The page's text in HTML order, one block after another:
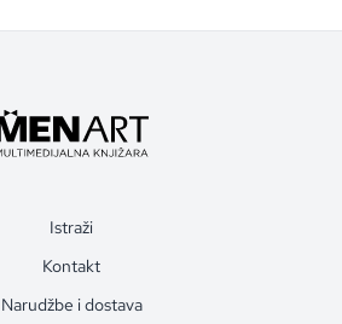
Istraži
Kontakt
Narudžbe i dostava